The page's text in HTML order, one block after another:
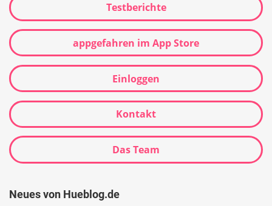
Testberichte
appgefahren im App Store
Einloggen
Kontakt
Das Team
Neues von Hueblog.de